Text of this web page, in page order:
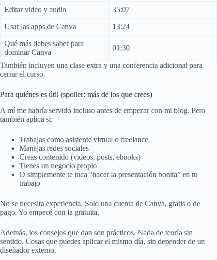
Editar video y audio 35:07
Usar las apps de Canva 13:24
Qué más debes saber para
dominar Canva
01:30
También incluyen una clase extra y una conferencia adicional para
cerrar el curso.
Para quiénes es útil (spoiler: más de los que crees)
A mí me habría servido incluso antes de empezar con mi blog. Pero
también aplica si:
Trabajas como asistente virtual o freelance
Manejas redes sociales
Creas contenido (videos, posts, ebooks)
Tienes un negocio propio
O simplemente te toca “hacer la presentación bonita” en tu
trabajo
No se necesita experiencia. Solo una cuenta de Canva, gratis o de
pago. Yo empecé con la gratuita.
Además, los consejos que dan son prácticos. Nada de teoría sin
sentido. Cosas que puedes aplicar el mismo día, sin depender de un
diseñador externo.